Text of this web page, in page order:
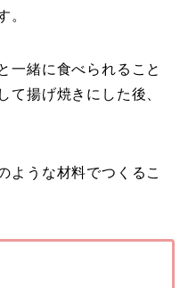
。
一緒に食べられること
て揚げ焼きにした後、
ような材料でつくるこ